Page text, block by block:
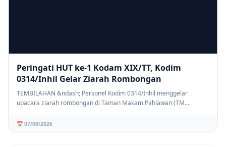
Peringati HUT ke-1 Kodam XIX/TT, Kodim
0314/Inhil Gelar Ziarah Rombongan
TEMBILAHAN &ndash; Personel Kodim 0314/Inhil menggelar
upacara ziarah rombongan di Taman Makam Pahlawan (TM...
📅 07/08/2026